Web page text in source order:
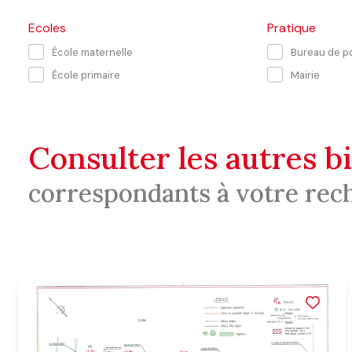
Ecoles
École maternelle
École primaire
Pratique
Bureau de
Mairie
consulter les autres
correspondants à votre